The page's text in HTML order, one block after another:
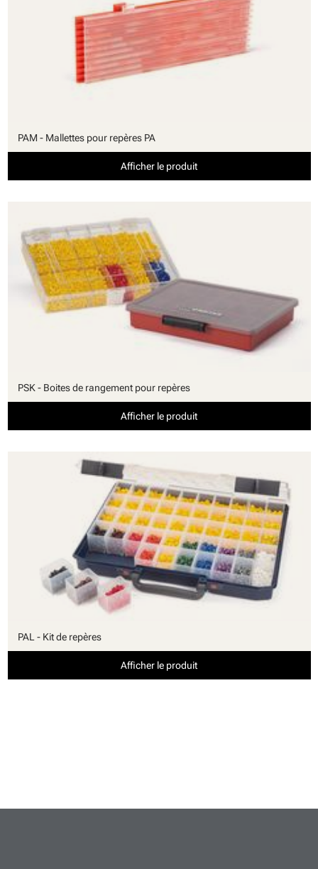
PAM - Mallettes pour repères PA
Afficher le produit
PSK - Boites de rangement pour repères
Afficher le produit
PAL - Kit de repères
Afficher le produit